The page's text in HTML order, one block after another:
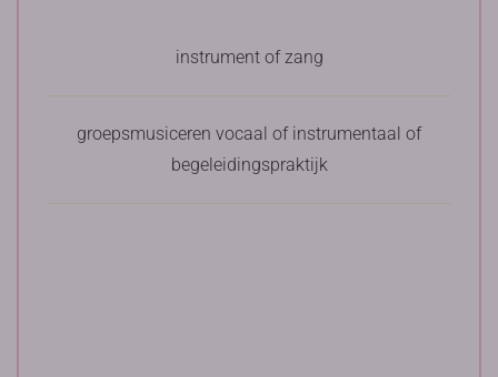
instrument of zang
groepsmusiceren vocaal of instrumentaal of
begeleidingspraktijk